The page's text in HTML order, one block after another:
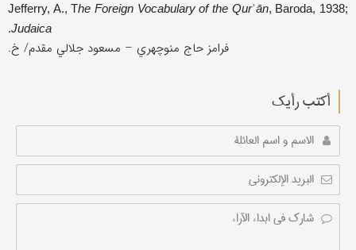
Jefferry, A., The Foreign Vocabulary of the Qurʾān, Baroda, 1938;
Judaica
.
فرامز حاج منوچهري – مسعود جلالي مقدم/ خ.
أکتب رأیك